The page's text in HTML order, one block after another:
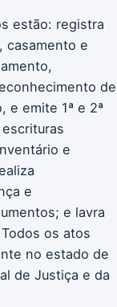
estão: registra
casamento e
de
e emite 1ª e 2ª
e
e
e lavra
os atos
no estado de
de Justiça e da